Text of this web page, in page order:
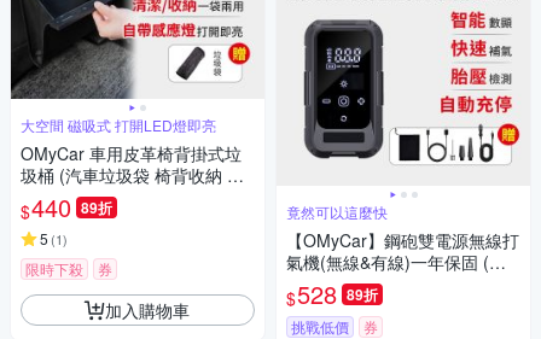
大空間 磁吸式 打開LED燈即亮
OMyCar 車用皮革椅背掛式垃
圾桶 (汽車垃圾袋 椅背收納 後
座垃圾桶 置物袋架 車用垃圾
桶)
$440 89折
5 (1)
限時下殺 券
加入購物車
竟然可以這麼快
【OMyCar】鋼砲雙電源無線打
氣機(無線&有線)一年保固 (汽
車打氣機 輪胎打氣機 胎壓檢
測)
$528 89折
挑戰低價 券